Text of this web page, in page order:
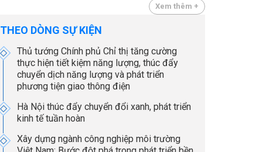
Xem thêm +
THEO DÒNG SỰ KIỆN
Thủ tướng Chính phủ Chỉ thị tăng cường
thực hiện tiết kiệm năng lượng, thúc đẩy
chuyển dịch năng lượng và phát triển
phương tiện giao thông điện
Hà Nội thúc đẩy chuyển đổi xanh, phát triển
kinh tế tuần hoàn
Xây dựng ngành công nghiệp môi trường